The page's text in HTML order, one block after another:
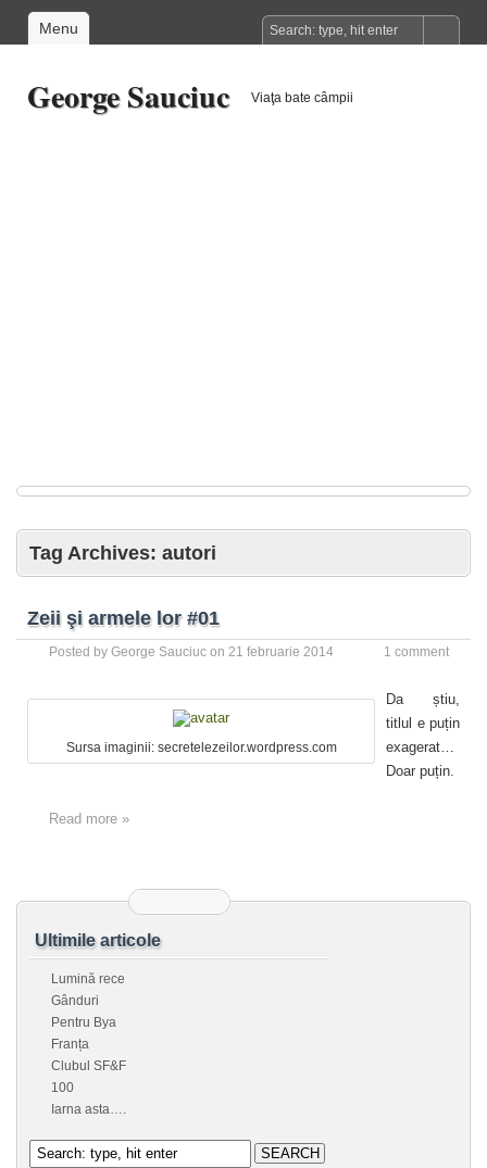
Menu
George Sauciuc Viaţa bate câmpii
Tag Archives: autori
Zeii şi armele lor #01
Posted by George Sauciuc on 21 februarie 2014 1 comment
Sursa imaginii: secretelezeilor.wordpress.com
Da știu,
titlul e puțin
exagerat…
Doar puțin.
Read more »
Ultimile articole
Lumină rece
Gânduri
Pentru Bya
Franța
Clubul SF&F
100
Iarna asta….